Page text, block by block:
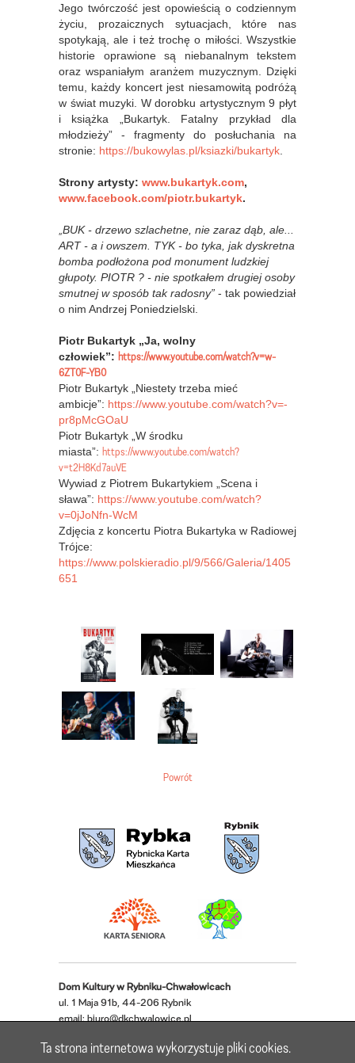
Jego twórczość jest opowieścią o codziennym
życiu, prozaicznych sytuacjach, które nas
spotykają, ale i też trochę o miłości. Wszystkie
historie oprawione są niebanalnym tekstem
oraz wspaniałym aranżem muzycznym. Dzięki
temu, każdy koncert jest niesamowitą podróżą
w świat muzyki. W dorobku artystycznym 9 płyt
i książka „Bukartyk. Fatalny przykład dla
młodzieży” - fragmenty do posłuchania na
stronie: https://bukowylas.pl/ksiazki/bukartyk.
Strony artysty: www.bukartyk.com,
www.facebook.com/piotr.bukartyk.
BUK - drzewo szlachetne, nie zaraz dąb, ale...
ART - a i owszem. TYK - bo tyka, jak dyskretna
bomba podłożona pod monument ludzkiej
głupoty. PIOTR ? - nie spotkałem drugiej osoby
smutnej w sposób tak radosny” - tak powiedział
o nim Andrzej Poniedzielski.
Piotr Bukartyk „Ja, wolny
człowiek”: https://www.youtube.com/watch?v=w-
6ZT0F-YB0
Piotr Bukartyk „Niestety trzeba mieć
ambicje”: https://www.youtube.com/watch?v=-
pr8pMcGOaU
Piotr Bukartyk „W środku
miasta”: https://www.youtube.com/watch?
v=t2H8Kd7auVE
Wywiad z Piotrem Bukartykiem „Scena i
sława”: https://www.youtube.com/watch?
v=0jJoNfn-WcM
Zdjęcia z koncertu Piotra Bukartyka w Radiowej
Trójce:
https://www.polskieradio.pl/9/566/Galeria/1405
651
Powrót
Dom Kultury w Rybniku-Chwałowicach
ul. 1 Maja 91b, 44-206 Rybnik
email:biuro@dkchwalowice.pl
Ta strona internetowa wykorzystuje pliki cookies.